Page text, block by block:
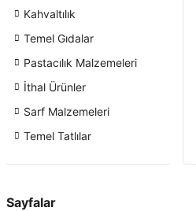
Kahvaltılık
Temel Gıdalar
Pastacılık Malzemeleri
İthal Ürünler
Sarf Malzemeleri
Temel Tatlılar
Sayfalar